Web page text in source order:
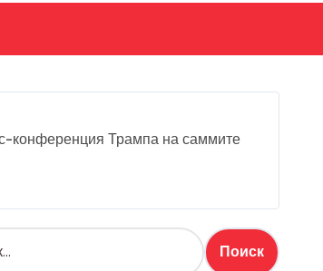
конференция Трампа на саммите